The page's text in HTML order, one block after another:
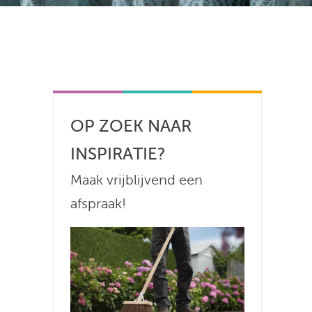
OP ZOEK NAAR
INSPIRATIE?
Maak vrijblijvend een
afspraak!